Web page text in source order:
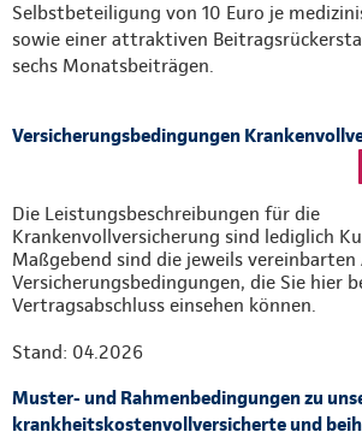
Selbstbeteiligung von 10 Euro je
sowie einer attraktiven
sechs Monatsbeiträgen.
Versicherungsbedingungen
Die Leistungsbeschreibungen für die
Krankenvollversicherung sind lediglich
Maßgebend sind die jeweils vereinbarten
Versicherungsbedingungen, die Sie hier
Vertragsabschluss einsehen können.
Stand: 04.2026
Muster- und Rahmenbedingungen zu
krankheitskostenvollversicherte und